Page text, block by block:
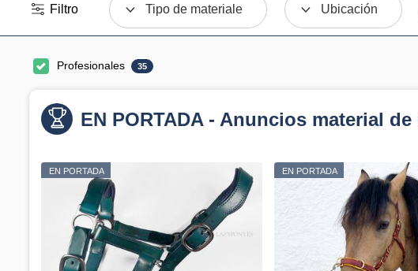
Filtro Tipo de materiale Ubicación
Profesionales 35
EN PORTADA - Anuncios material
EN PORTADA EN PORTADA